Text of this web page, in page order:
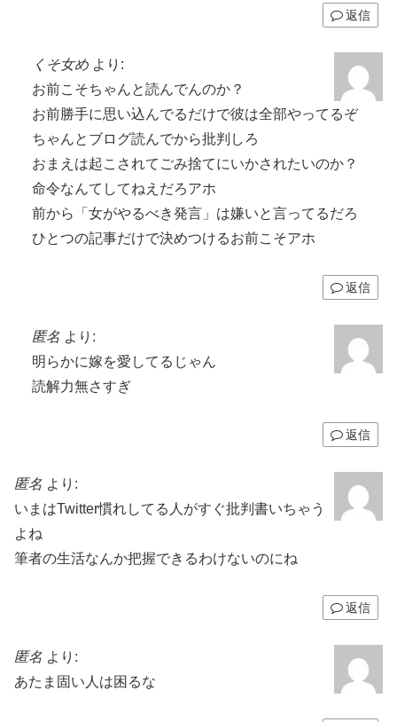
返信
くそ女め より:
お前こそちゃんと読んでんのか？
お前勝手に思い込んでるだけで彼は全部やってるぞ
ちゃんとブログ読んでから批判しろ
おまえは起こされてごみ捨てにいかされたいのか？
命令なんてしてねえだろアホ
前から「女がやるべき発言」は嫌いと言ってるだろ
ひとつの記事だけで決めつけるお前こそアホ
返信
匿名 より:
明らかに嫁を愛してるじゃん
読解力無さすぎ
返信
匿名 より:
いまはTwitter慣れしてる人がすぐ批判書いちゃう
よね
筆者の生活なんか把握できるわけないのにね
返信
匿名 より:
あたま固い人は困るな